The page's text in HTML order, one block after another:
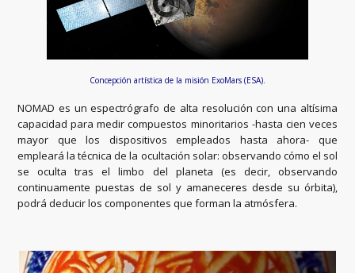
Concepción artística de la misión ExoMars (ESA).
NOMAD es un espectrógrafo de alta resolución con una altísima
capacidad para medir compuestos minoritarios -hasta cien veces
mayor que los dispositivos empleados hasta ahora- que
empleará la técnica de la ocultación solar: observando cómo el sol
se oculta tras el limbo del planeta (es decir, observando
continuamente puestas de sol y amaneceres desde su órbita),
podrá deducir los componentes que forman la atmósfera.